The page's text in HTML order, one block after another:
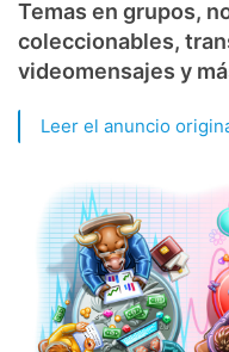
Temas en grupos,
coleccionables,
videomensajes y
Leer el anuncio